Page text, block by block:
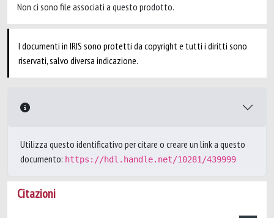
Non ci sono file associati a questo prodotto.
I documenti in IRIS sono protetti da copyright e tutti i diritti sono
riservati, salvo diversa indicazione.
Utilizza questo identificativo per citare o creare un link a questo
documento: https://hdl.handle.net/10281/439999
Citazioni